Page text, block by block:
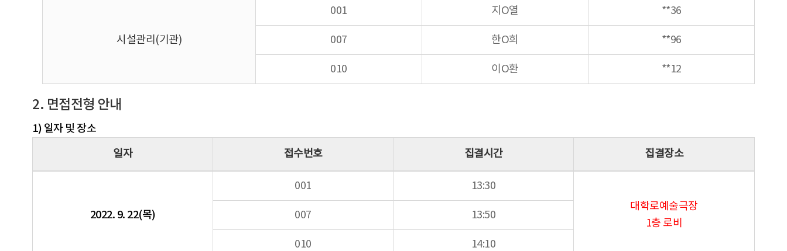
시설관리(기관)
001 지O열 **36
007 한O희 **96
010 이O환 **12
2. 면접전형 안내
1) 일자 및 장소
일자 접수번호 집결시간 집결장소
2022. 9. 22(목)
001
13:30
대학로예술극장
1층 로비
007 13:50
010
14:10